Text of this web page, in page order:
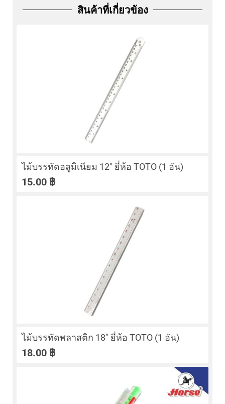
สินค้าที่เกี่ยวข้อง
ไม้บรรทัดอลูมิเนียม 12″ ยี่ห้อ TOTO (1 อัน)
15.00 ฿
ไม้บรรทัดพลาสติก 18″ ยี่ห้อ TOTO (1 อัน)
18.00 ฿